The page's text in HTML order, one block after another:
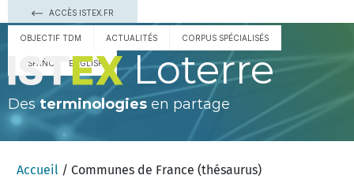
ACCÈS ISTEX.FR
OBJECTIF TDM ACTUALITÉS CORPUS SPÉCIALISÉS
ESPAÑOL ENGLISH Loterre
Des terminologies en partage
Accueil / Communes de France (thésaurus)